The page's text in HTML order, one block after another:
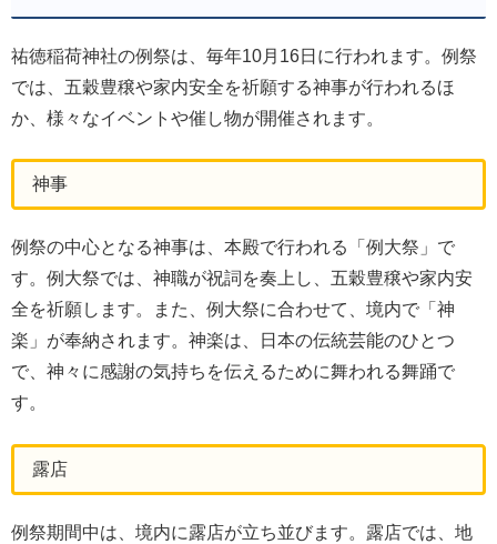
祐徳稲荷神社の例祭は、毎年10月16日に行われます。例祭
では、五穀豊穣や家内安全を祈願する神事が行われるほ
か、様々なイベントや催し物が開催されます。
神事
例祭の中心となる神事は、本殿で行われる「例大祭」で
す。例大祭では、神職が祝詞を奏上し、五穀豊穣や家内安
全を祈願します。また、例大祭に合わせて、境内で「神
楽」が奉納されます。神楽は、日本の伝統芸能のひとつ
で、神々に感謝の気持ちを伝えるために舞われる舞踊で
す。
露店
例祭期間中は、境内に露店が立ち並びます。露店では、地